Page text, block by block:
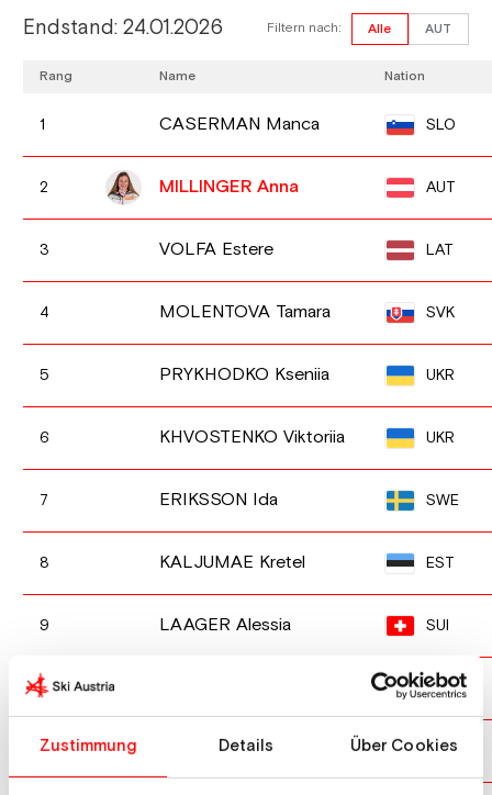
Zustimmung Details Über Cookies
Endstand: 24.01.2026 Filtern nach: Alle AUT
Rang Name Nation
1 CASERMAN Manca SLO
2 MILLINGER Anna AUT
3 VOLFA Estere LAT
4 MOLENTOVA Tamara SVK
5 PRYKHODKO Kseniia UKR
6 KHVOSTENKO Viktoriia UKR
7 ERIKSSON Ida SWE
8 KALJUMAE Kretel EST
9 LAAGER Alessia SUI
10 CZE
11 BAUMANN Lena SUI